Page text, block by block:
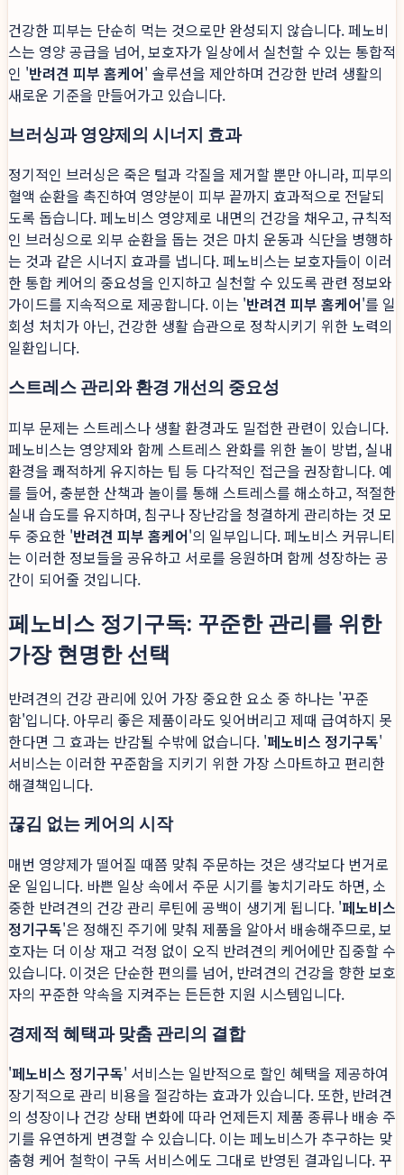
건강한 피부는 단순히 먹는 것으로만 완성되지 않습니다. 페노비
스는 영양 공급을 넘어, 보호자가 일상에서 실천할 수 있는 통합적
인 '반려견 피부 홈케어' 솔루션을 제안하며 건강한 반려 생활의
새로운 기준을 만들어가고 있습니다.
브러싱과 영양제의 시너지 효과
정기적인 브러싱은 죽은 털과 각질을 제거할 뿐만 아니라, 피부의
혈액 순환을 촉진하여 영양분이 피부 끝까지 효과적으로 전달되
도록 돕습니다. 페노비스 영양제로 내면의 건강을 채우고, 규칙적
인 브러싱으로 외부 순환을 돕는 것은 마치 운동과 식단을 병행하
는 것과 같은 시너지 효과를 냅니다. 페노비스는 보호자들이 이러
한 통합 케어의 중요성을 인지하고 실천할 수 있도록 관련 정보와
가이드를 지속적으로 제공합니다. 이는 '반려견 피부 홈케어'를 일
회성 처치가 아닌, 건강한 생활 습관으로 정착시키기 위한 노력의
일환입니다.
스트레스 관리와 환경 개선의 중요성
피부 문제는 스트레스나 생활 환경과도 밀접한 관련이 있습니다.
페노비스는 영양제와 함께 스트레스 완화를 위한 놀이 방법, 실내
환경을 쾌적하게 유지하는 팁 등 다각적인 접근을 권장합니다. 예
를 들어, 충분한 산책과 놀이를 통해 스트레스를 해소하고, 적절한
실내 습도를 유지하며, 침구나 장난감을 청결하게 관리하는 것 모
두 중요한 '반려견 피부 홈케어'의 일부입니다. 페노비스 커뮤니티
는 이러한 정보들을 공유하고 서로를 응원하며 함께 성장하는 공
간이 되어줄 것입니다.
페노비스 정기구독: 꾸준한 관리를 위한
가장 현명한 선택
반려견의 건강 관리에 있어 가장 중요한 요소 중 하나는 '꾸준
함'입니다. 아무리 좋은 제품이라도 잊어버리고 제때 급여하지 못
한다면 그 효과는 반감될 수밖에 없습니다. '페노비스 정기구독'
서비스는 이러한 꾸준함을 지키기 위한 가장 스마트하고 편리한
해결책입니다.
끊김 없는 케어의 시작
매번 영양제가 떨어질 때쯤 맞춰 주문하는 것은 생각보다 번거로
운 일입니다. 바쁜 일상 속에서 주문 시기를 놓치기라도 하면, 소
중한 반려견의 건강 관리 루틴에 공백이 생기게 됩니다. '페노비스
정기구독'은 정해진 주기에 맞춰 제품을 알아서 배송해주므로, 보
호자는 더 이상 재고 걱정 없이 오직 반려견의 케어에만 집중할 수
있습니다. 이것은 단순한 편의를 넘어, 반려견의 건강을 향한 보호
자의 꾸준한 약속을 지켜주는 든든한 지원 시스템입니다.
경제적 혜택과 맞춤 관리의 결합
'페노비스 정기구독' 서비스는 일반적으로 할인 혜택을 제공하여
장기적으로 관리 비용을 절감하는 효과가 있습니다. 또한, 반려견
의 성장이나 건강 상태 변화에 따라 언제든지 제품 종류나 배송 주
기를 유연하게 변경할 수 있습니다. 이는 페노비스가 추구하는 맞
춤형 케어 철학이 구독 서비스에도 그대로 반영된 결과입니다. 꾸